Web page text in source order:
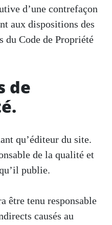
d’une contrefaçon
aux dispositions des
du Code de Propriété
de
qu’éditeur du site.
de la qualité et
publie.
être tenu responsable
causés au